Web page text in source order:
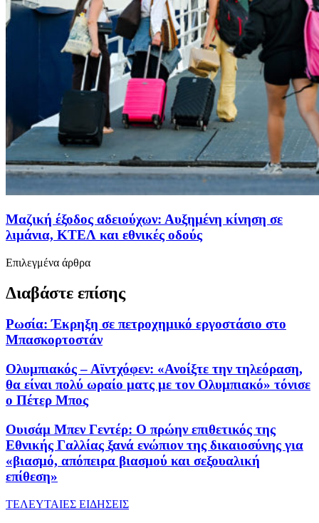
Μαζική έξοδος αδειούχων: Αυξημένη κίνηση σε
λιμάνια, ΚΤΕΛ και εθνικές οδούς
Επιλεγμένα άρθρα
Διαβάστε επίσης
Ρωσία: Έκρηξη σε πετροχημικό εργοστάσιο στo
Μπασκορτοστάν
Ολυμπιακός – Αϊντχόφεν: «Ανοίξτε την τηλεόραση,
θα είναι πολύ ωραίο ματς με τον Ολυμπιακό» τόνισε
ο Πέτερ Μπος
Ουισάμ Μπεν Γεντέρ: Ο πρώην επιθετικός της
Εθνικής Γαλλίας ξανά ενώπιον της δικαιοσύνης για
«βιασμό, απόπειρα βιασμού και σεξουαλική
επίθεση»
ΤΕΛΕΥΤΑΙΕΣ ΕΙΔΗΣΕΙΣ